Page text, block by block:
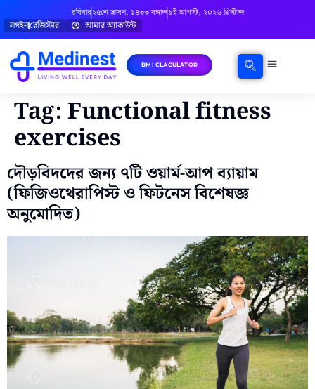
রবিবার২৫শে শ্রাবণ, ১৪৩৩ বঙ্গাব্দ৯ই আগস্ট, ২০২৬ খ্রিস্টাব্দ
লগইনরেজিস্টার আমার অ্যাকাউন্ট
BMI CLACULATOR
Tag:Functional fitness
exercises
দৌড়বিদদের জন্য ৭টি ওয়ার্ম-আপ ব্যায়াম
(ফিজিওথেরাপিস্ট ও ফিটনেস বিশেষজ্ঞ
অনুমোদিত)